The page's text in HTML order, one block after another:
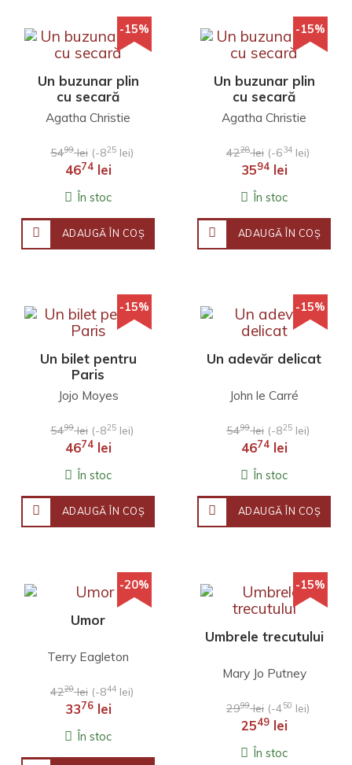
-15%
Un buzunar plin
cu secară
Agatha Christie
5499lei (-825 lei)
4674lei
În stoc
ADAUGĂ ÎN COŞ
-15%
Un buzunar plin
cu secară
Agatha Christie
4228lei (-634 lei)
3594lei
În stoc
ADAUGĂ ÎN COŞ
-15%
Un bilet pentru
Paris
Jojo Moyes
5499lei (-825 lei)
4674lei
În stoc
ADAUGĂ ÎN COŞ
-15%
Un adevăr delicat
John le Carré
5499lei (-825 lei)
4674lei
În stoc
ADAUGĂ ÎN COŞ
-20%
Umor
Terry Eagleton
4220lei (-844 lei)
3376lei
În stoc
-15%
Umbrele trecutului
Mary Jo Putney
2999lei (-450 lei)
2549lei
În stoc